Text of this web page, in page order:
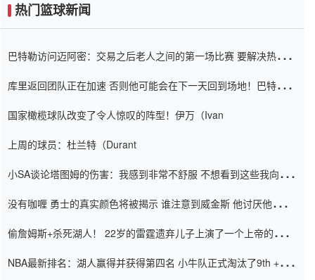
热门篮球新闻
巴特勒访问迈阿密：交易之后老人之间的第一场比赛 要解决热情的
库里返回团队正在加速 否则他可能会在下一天回到场地！巴特勒迈
国家橄榄球队改变了令人惊叹的阵型！伊万（Ivan
上周的球员：杜兰特（Durant
小SA谈论塔图姆的伤害：我感到非常不舒服 不想看到这些我向他
没有咖喱 勇士的真实颜色将被揭示 谁注意到威金斯 他讨厌他的老
偷詹姆斯+杀死湖人！ 22岁的雷霆遗弃儿子上演了一个上帝的剧
NBA最新排名：湖人赢得并获得第四名 小牛队正式淘汰了9th + 76